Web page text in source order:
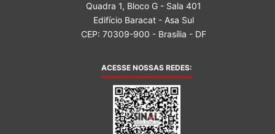
Quadra 1, Bloco G - Sala 401
Edifício Baracat - Asa Sul
CEP: 70309-900 - Brasília - DF
ACESSE NOSSAS REDES: